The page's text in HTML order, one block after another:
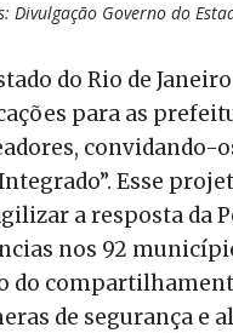
Divulgação Governo do
do Rio de
para as
convidando-
Esse
a resposta da
nos 92
do
de segurança e